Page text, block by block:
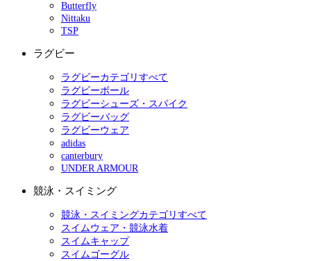
Butterfly
Nittaku
TSP
ラグビー
ラグビーカテゴリすべて
ラグビーボール
ラグビーシューズ・スパイク
ラグビーバッグ
ラグビーウェア
adidas
canterbury
UNDER ARMOUR
競泳・スイミング
競泳・スイミングカテゴリすべて
スイムウェア・競泳水着
スイムキャップ
スイムゴーグル